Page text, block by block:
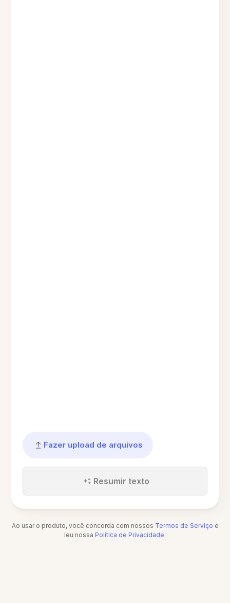
Fazer upload de arquivos
Resumir texto
Ao usar o produto, você concorda com nossos Termos de Serviço e
leu nossa Política de Privacidade.